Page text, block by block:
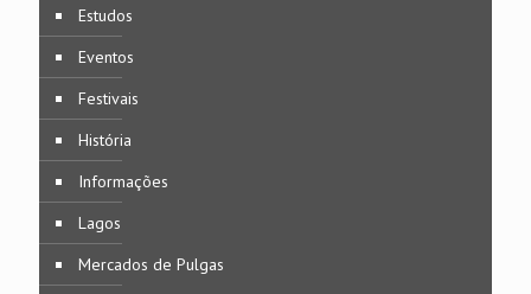
Estudos
Eventos
Festivais
História
Informações
Lagos
Mercados de Pulgas